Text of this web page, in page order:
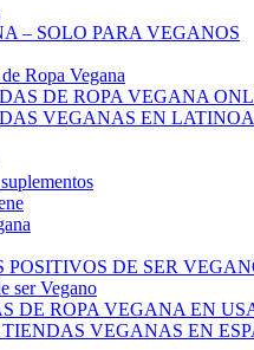
– SOLO PARA VEGANOS
Ropa Vegana
DE ROPA VEGANA
VEGANAS EN
POSITIVOS DE SER
ser Vegano
DE ROPA VEGANA EN
TIENDAS VEGANAS EN